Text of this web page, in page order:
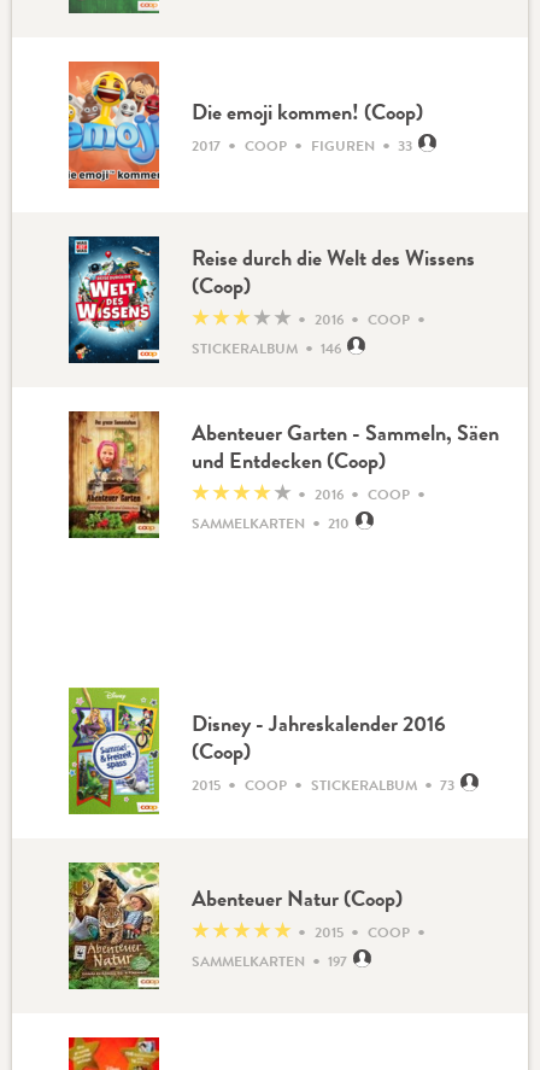
Die emoji kommen! (Coop)
2017 • COOP • FIGUREN • 33
Reise durch die Welt des Wissens
(Coop)
★★★★★ • 2016 • COOP •
STICKERALBUM • 146
Abenteuer Garten - Sammeln, Säen
und Entdecken (Coop)
★★★★★ • 2016 • COOP •
SAMMELKARTEN • 210
Disney - Jahreskalender 2016
(Coop)
2015 • COOP • STICKERALBUM • 73
Abenteuer Natur (Coop)
★★★★★ • 2015 • COOP •
SAMMELKARTEN • 197